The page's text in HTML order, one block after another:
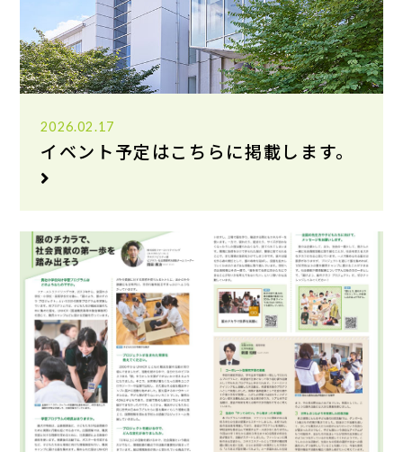
2026.02.17
イベント予定はこちらに掲載します。